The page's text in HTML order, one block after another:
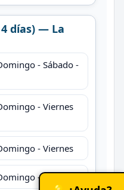
días) — La
- Sábado -
- Viernes
- Viernes
- Viernes